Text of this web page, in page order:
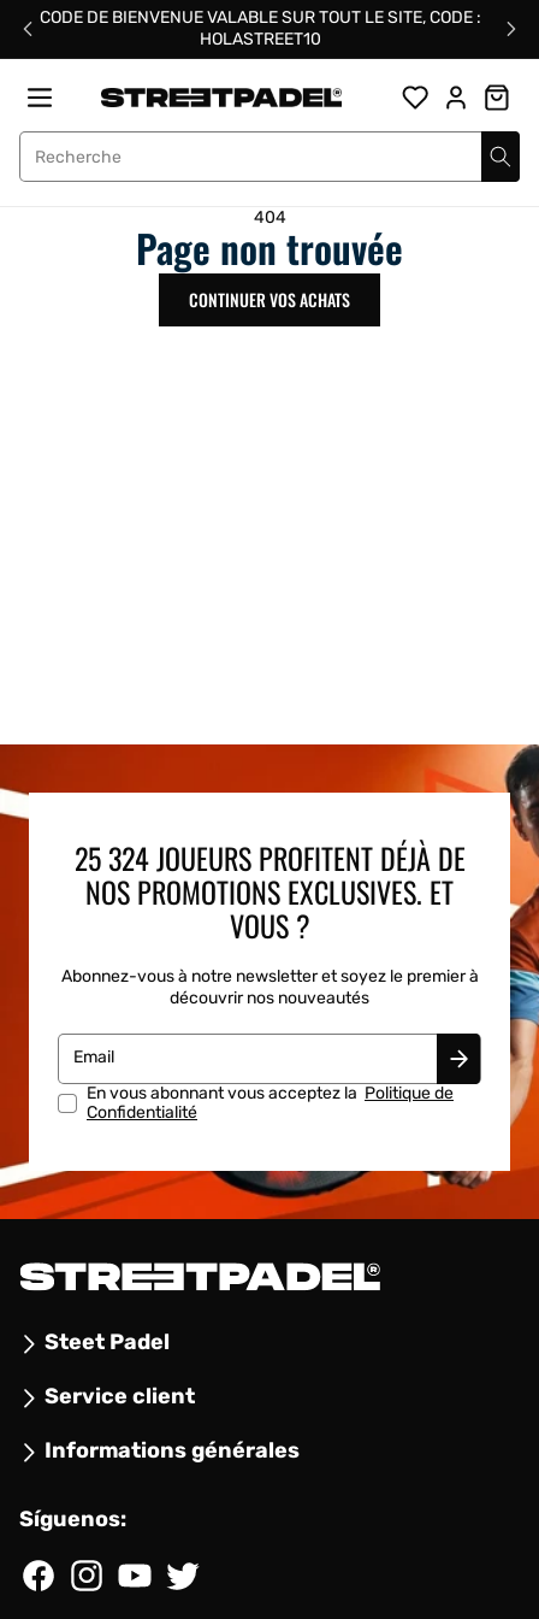
PasserCODE DE BIENVENUE VALABLE SUR TOUT LE SITE, CODE :
HOLASTREET10
Street Padel
404
Page non trouvée
CONTINUER VOS ACHATS
25 324 JOUEURS PROFITENT DÉJÀ DE
NOS PROMOTIONS EXCLUSIVES. ET
VOUS ?
Abonnez-vous à notre newsletter et soyez le premier à
découvrir nos nouveautés
Email
En vous abonnant vous acceptez la Politique de
Confidentialité
Steet Padel
Service client
Informations générales
Síguenos:
FacebookInstagramYouTubeTwitter